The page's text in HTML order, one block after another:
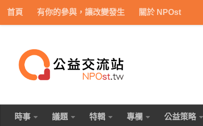
Skip to content
首頁 有你的參與，讓改變發生 關於 NPOst
時事 議題 特輯 專欄 公益策略